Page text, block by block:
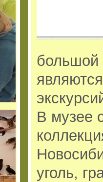
большой
В музее
уголь,